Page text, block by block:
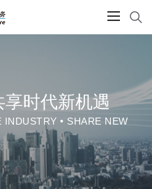
享时代新机遇
• SHARE NEW